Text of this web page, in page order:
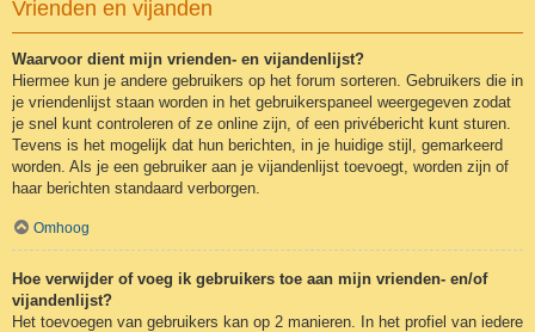
Vrienden en vijanden
Waarvoor dient mijn vrienden- en vijandenlijst?
Hiermee kun je andere gebruikers op het forum sorteren. Gebruikers die in
je vriendenlijst staan worden in het gebruikerspaneel weergegeven zodat
je snel kunt controleren of ze online zijn, of een privébericht kunt sturen.
Tevens is het mogelijk dat hun berichten, in je huidige stijl, gemarkeerd
worden. Als je een gebruiker aan je vijandenlijst toevoegt, worden zijn of
haar berichten standaard verborgen.
Omhoog
Hoe verwijder of voeg ik gebruikers toe aan mijn vrienden- en/of
vijandenlijst?
Het toevoegen van gebruikers kan op 2 manieren. In het profiel van iedere